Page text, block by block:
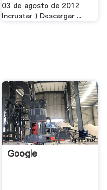
03 de agosto de 2012
Incrustar ) Descargar ...
Google